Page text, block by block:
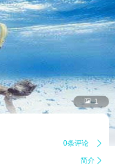
 1
0条评论 
简介 